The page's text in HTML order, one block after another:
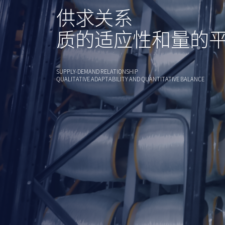
供求关系
质的适应性和量的
SUPPLY-DEMAND RELATIONSHIP
QUALITATIVE ADAPTABILITY AND QUANTITATIVE BALANCE